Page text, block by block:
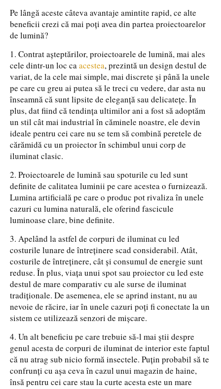
Pe lângă aceste câteva avantaje amintite rapid, ce alte
beneficii crezi că mai poți avea din partea proiectoarelor
de lumină?
1. Contrat așteptărilor, proiectoarele de lumină, mai ales
cele dintr-un loc caacestea, prezintă un design destul de
variat, de la cele mai simple, mai discrete și până la unele
pe care cu greu ai putea să le treci cu vedere, dar asta nu
înseamnă că sunt lipsite de eleganță sau delicatețe. În
plus, dat fiind că tendința ultimilor ani a fost să adoptăm
un stil cât mai industrial în căminele noastre, ele devin
ideale pentru cei care nu se tem să combină peretele de
cărămidă cu un proiector în schimbul unui corp de
iluminat clasic.
2. Proiectoarele de lumină sau spoturile cu led sunt
definite de calitatea luminii pe care acestea o furnizează.
Lumina artificială pe care o produc pot rivaliza în unele
cazuri cu lumina naturală, ele oferind fascicule
luminoase clare, bine definite.
3. Apelând la astfel de corpuri de iluminat cu led
costurile lunare de întreținere scad considerabil. Atât,
costurile de întreținere, cât și consumul de energie sunt
reduse. În plus, viața unui spot sau proiector cu led este
destul de mare comparativ cu ale surse de iluminat
tradiționale. De asemenea, ele se aprind instant, nu au
nevoie de răcire, iar în unele cazuri poți fi conectate la un
sistem ce utilizează senzori de mișcare.
4. Un alt beneficiu pe care trebuie să-l mai știi despre
genul acesta de corpuri de iluminat de interior este faptul
că nu atrag sub nicio formă insectele. Puțin probabil să te
confrunți cu așa ceva în cazul unui magazin de haine,
însă pentru cei care stau la curte acesta este un mare